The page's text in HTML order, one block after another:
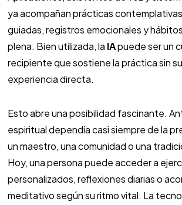
ya acompañan prácticas
guiadas, registros emocionales y
plena. Bien utilizada, la IApuede ser un
recipiente que sostiene la práctica sin
experiencia directa.
Esto abre una posibilidad fascinante.
espiritual dependía casi siempre de la
un maestro, una comunidad o una
Hoy, una persona puede acceder a
personalizados, reflexiones diarias o
meditativo según su ritmo vital. La